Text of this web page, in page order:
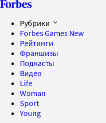
Рубрики
Forbes Games New
Рейтинги
Франшизы
Подкасты
Видео
Life
Woman
Sport
Young